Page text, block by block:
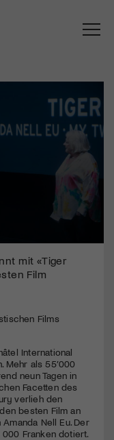
mit «Tiger
Film
Films
International
Mehr als 55’000
neun Tagen in
Facetten des
verlieh den
besten Film an
Nell Eu. Der
Franken dotiert.
oder
Zugang zu